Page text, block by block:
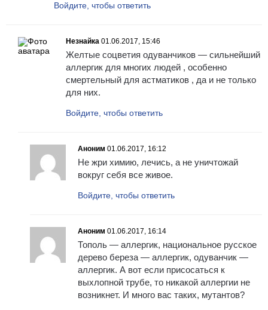
Войдите, чтобы ответить
Незнайка 01.06.2017, 15:46
Желтые соцветия одуванчиков — сильнейший
аллергик для многих людей , особенно
смертельный для астматиков , да и не только
для них.
Войдите, чтобы ответить
Аноним 01.06.2017, 16:12
Не жри химию, лечись, а не уничтожай
вокруг себя все живое.
Войдите, чтобы ответить
Аноним 01.06.2017, 16:14
Тополь — аллергик, национальное русское
дерево береза — аллергик, одуванчик —
аллергик. А вот если присосаться к
выхлопной трубе, то никакой аллергии не
возникнет. И много вас таких, мутантов?